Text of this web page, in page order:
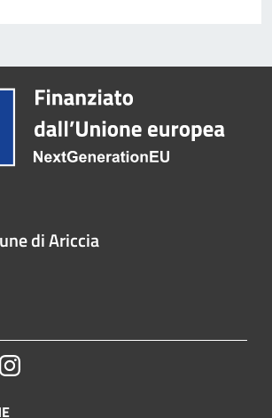
di Ariccia
Instagram